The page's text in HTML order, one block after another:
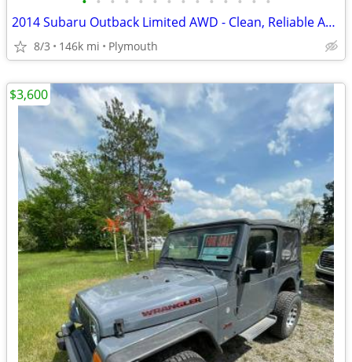
2014 Subaru Outback Limited AWD - Clean, Reliable AWD - Ready to Go
8/3 146k mi Plymouth
$3,600